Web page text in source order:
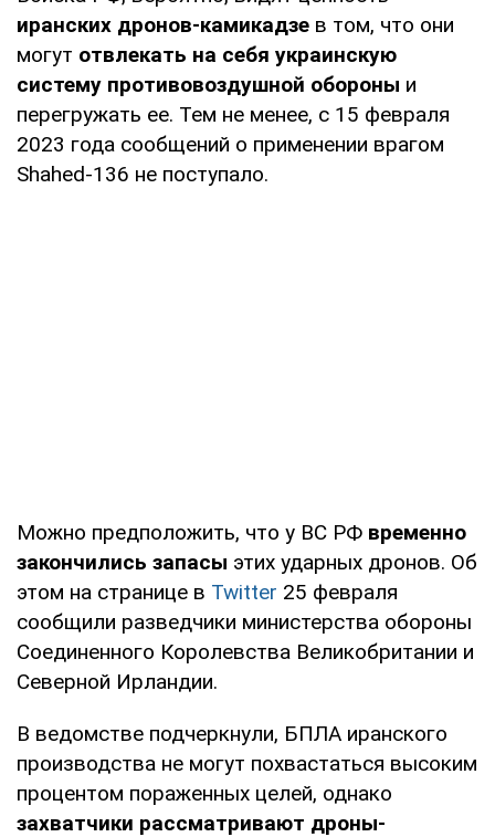
иранских дронов-камикадзе в том, что они
могут отвлекать на себя украинскую
систему противовоздушной обороны и
перегружать ее. Тем не менее, с 15 февраля
2023 года сообщений о применении врагом
Shahed-136 не поступало.
Можно предположить, что у ВС РФ временно
закончились запасы этих ударных дронов. Об
этом на странице в Twitter 25 февраля
сообщили разведчики министерства обороны
Соединенного Королевства Великобритании и
Северной Ирландии.
В ведомстве подчеркнули, БПЛА иранского
производства не могут похвастаться высоким
процентом пораженных целей, однако
захватчики рассматривают дроны-